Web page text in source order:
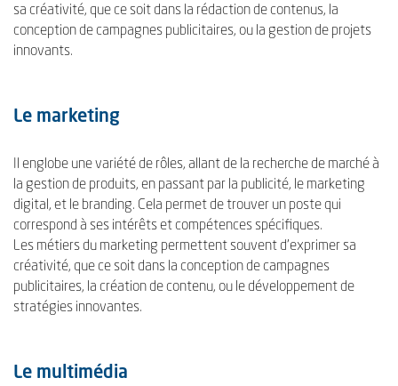
sa créativité, que ce soit dans la rédaction de contenus, la
conception de campagnes publicitaires, ou la gestion de projets
innovants.
Le marketing
Il englobe une variété de rôles, allant de la recherche de marché à
la gestion de produits, en passant par la publicité, le marketing
digital, et le branding. Cela permet de trouver un poste qui
correspond à ses intérêts et compétences spécifiques.
Les métiers du marketing permettent souvent d'exprimer sa
créativité, que ce soit dans la conception de campagnes
publicitaires, la création de contenu, ou le développement de
stratégies innovantes.
Le multimédia